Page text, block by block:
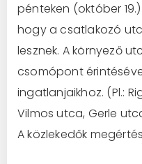
pénteken (október
hogy a csatlakozó
lesznek. A környező
csomópont
ingatlanjaikhoz. (Pl.:
Vilmos utca, Gerle
A közlekedők